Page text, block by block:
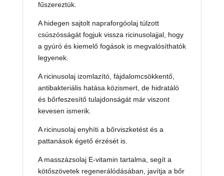
fűszereztük.
A hidegen sajtolt napraforgóolaj túlzott
csúszósságát fogjuk vissza ricinusolajjal, hogy
a gyúró és kiemelő fogások is megvalósíthatók
legyenek.
A ricinusolaj izomlazító, fájdalomcsökkentő,
antibakteriális hatása közismert, de hidratáló
és bőrfeszesítő tulajdonságát már viszont
kevesen ismerik.
A ricinusolaj enyhíti a bőrviszketést és a
pattanások égető érzését is.
A masszázsolaj E-vitamin tartalma, segít a
kötőszövetek regenerálódásában, javítja a bőr